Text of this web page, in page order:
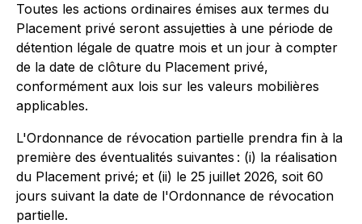
Toutes les actions ordinaires émises aux termes du
Placement privé seront assujetties à une période de
détention légale de quatre mois et un jour à compter
de la date de clôture du Placement privé,
conformément aux lois sur les valeurs mobilières
applicables.
L'Ordonnance de révocation partielle prendra fin à la
première des éventualités suivantes : (i) la réalisation
du Placement privé; et (ii) le 25 juillet 2026, soit 60
jours suivant la date de l'Ordonnance de révocation
partielle.